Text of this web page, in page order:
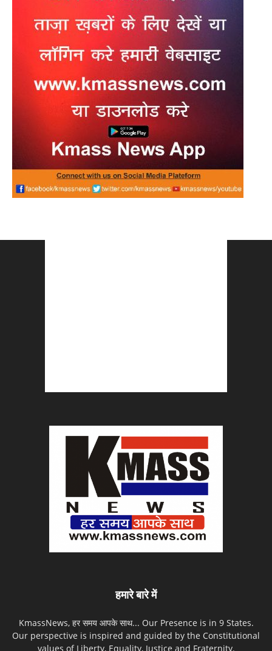
हमारे बारे में
KmassNews, हर समय आपके साथ... Our Presence is in 9 States.
Our perspective is inspired and guided by the Constitutional
values of Liberty, Equality, Justice and Fraternity.